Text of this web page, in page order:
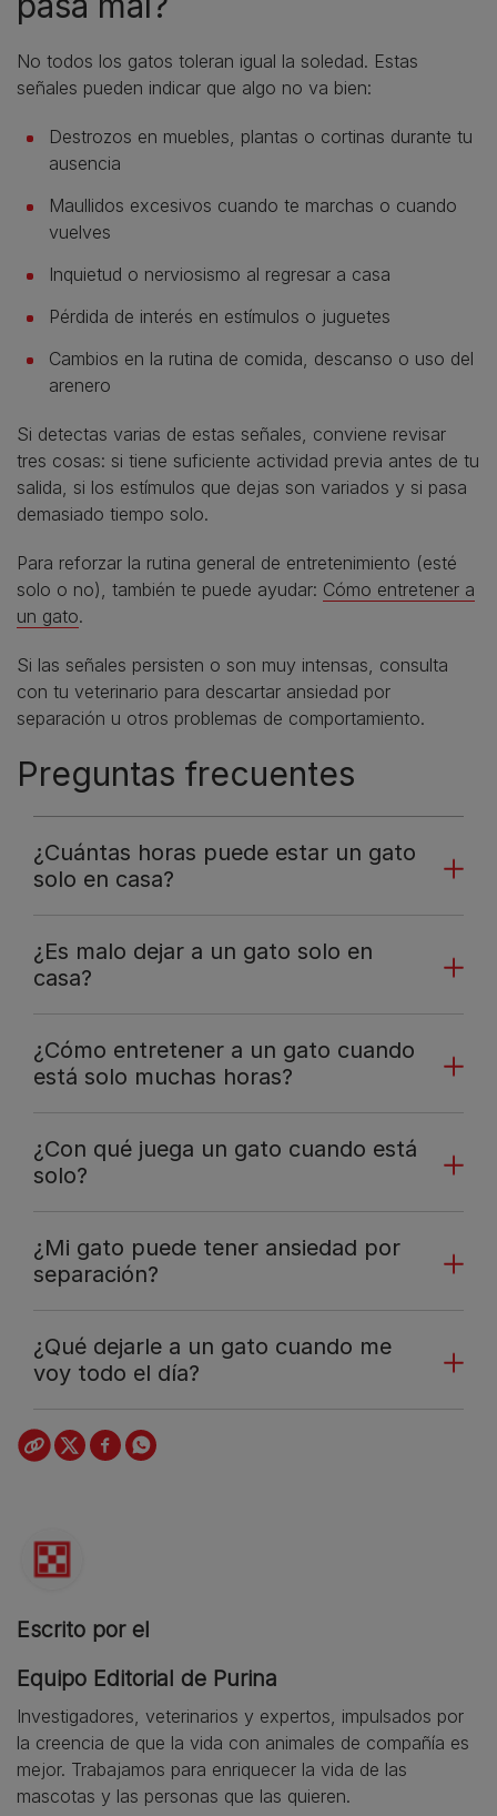
No todos los gatos toleran igual la soledad. Estas
señales pueden indicar que algo no va bien:
Destrozos en muebles, plantas o cortinas durante tu
ausencia
Maullidos excesivos cuando te marchas o cuando
vuelves
Inquietud o nerviosismo al regresar a casa
Pérdida de interés en estímulos o juguetes
Cambios en la rutina de comida, descanso o uso del
arenero
Si detectas varias de estas señales, conviene revisar
tres cosas: si tiene suficiente actividad previa antes de tu
salida, si los estímulos que dejas son variados y si pasa
demasiado tiempo solo.
Para reforzar la rutina general de entretenimiento (esté
solo o no), también te puede ayudar: Cómo entretener a
un gato.
Si las señales persisten o son muy intensas, consulta
con tu veterinario para descartar ansiedad por
separación u otros problemas de comportamiento.
Preguntas frecuentes
¿Cuántas horas puede estar un gato
solo en casa?
¿Es malo dejar a un gato solo en
casa?
¿Cómo entretener a un gato cuando
está solo muchas horas?
¿Con qué juega un gato cuando está
solo?
¿Mi gato puede tener ansiedad por
separación?
¿Qué dejarle a un gato cuando me
voy todo el día?
Escrito por el
Equipo Editorial de Purina
Investigadores, veterinarios y expertos, impulsados por
la creencia de que la vida con animales de compañía es
mejor. Trabajamos para enriquecer la vida de las
mascotas y las personas que las quieren.